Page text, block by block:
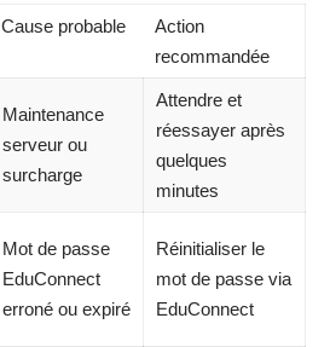
Cause probable
Action
recommandée
Maintenance
serveur ou
surcharge
Attendre et
réessayer après
quelques
minutes
Mot de passe
EduConnect
erroné ou expiré
Réinitialiser le
mot de passe via
EduConnect